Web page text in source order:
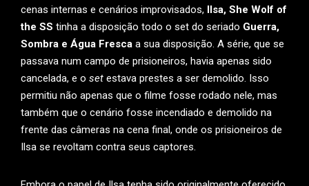
cenas internas e cenários improvisados, Ilsa, She Wolf of
the SS tinha a disposição todo o set do seriado Guerra,
Sombra e Água Fresca a sua disposição. A série, que se
passava num campo de prisioneiros, havia apenas sido
cancelada, e o set estava prestes a ser demolido. Isso
permitiu não apenas que o filme fosse rodado nele, mas
também que o cenário fosse incendiado e demolido na
frente das câmeras na cena final, onde os prisioneiros de
Ilsa se revoltam contra seus captores.